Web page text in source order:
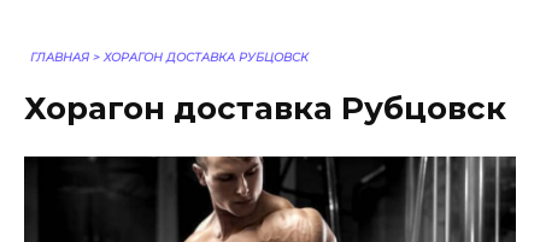
ГЛАВНАЯ > ХОРАГОН ДОСТАВКА РУБЦОВСК
Хорагон доставка Рубцовск